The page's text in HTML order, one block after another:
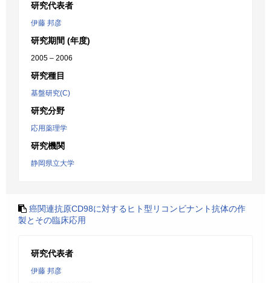
研究代表者
伊藤 邦彦
研究期間 (年度)
2005 – 2006
研究種目
基盤研究(C)
研究分野
応用薬理学
研究機関
静岡県立大学
癌関連抗原CD98に対するヒト型リコンビナント抗体の作
製とその臨床応用
研究代表者
伊藤 邦彦